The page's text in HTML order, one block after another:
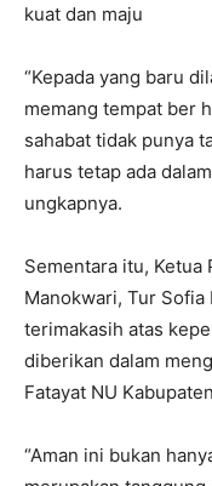
kuat dan maju
“Kepada yang baru
memang tempat ber
sahabat tidak punya
harus tetap ada
ungkapnya.
Sementara itu, Ketua
Manokwari, Tur Sofia
terimakasih atas
diberikan dalam
Fatayat NU
“Aman ini bukan